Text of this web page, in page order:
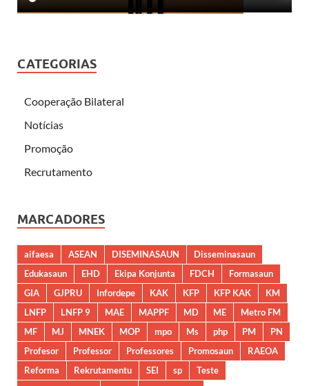
CATEGORIAS
Cooperação Bilateral
Notícias
Promoção
Recrutamento
MARCADORES
aifaesa ASEAN DISEMINASAUN
Disseminasaun
Edukasaun
EHD Ekipa Konjunta FDCH
Formasaun
GIA
GJPRU Infordepe KAK KFP KFP KAK
KM
LNFP
LNFP 9 MAE MAPPF MD ME
Metro FM
MF
MJ MNEK MOP mpo Ms php PM
PN
Profesor
Professor Professores Promosaun
RAEOA
Reforma
Rekrutamentu SEI sp
Teste